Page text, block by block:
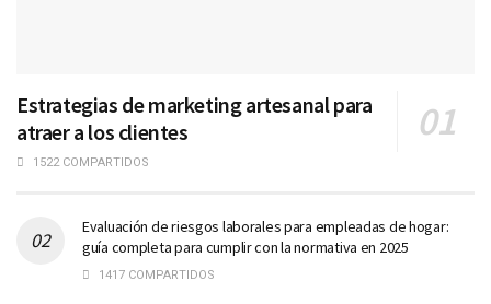
Estrategias de marketing artesanal para
atraer a los clientes
1522 COMPARTIDOS
Evaluación de riesgos laborales para empleadas de hogar:
guía completa para cumplir con la normativa en 2025
1417 COMPARTIDOS